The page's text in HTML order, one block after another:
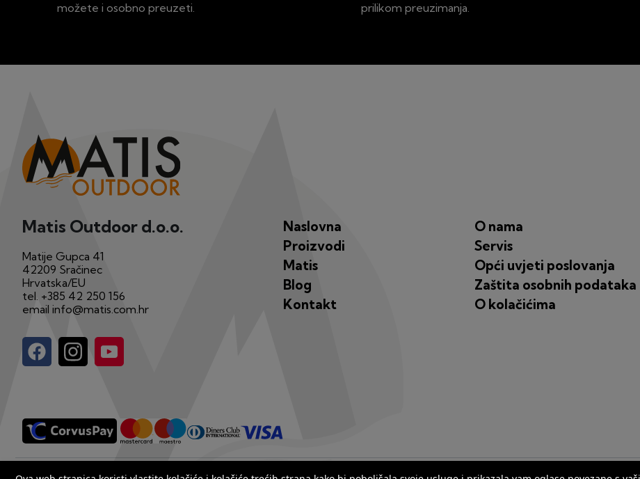
možete i osobno preuzeti.
prilikom preuzimanja.
Matis Outdoor d.o.o.
Matije Gupca 41
42209 Sračinec
Hrvatska/EU
tel. +385 42 250 156
email info@matis.com.hr
Naslovna
Proizvodi
Matis
Blog
Kontakt
O nama
Servis
Opći uvjeti poslovanja
Zaštita osobnih podataka
O kolačićima
Copyright by Matis 2025. Sva prava pridržana.